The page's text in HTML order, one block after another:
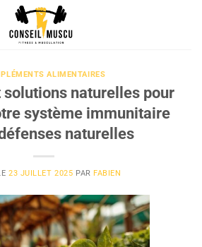
ALIMENTAIRES
naturelles pour
système immunitaire
naturelles
23 JUILLET 2025 PAR FABIEN